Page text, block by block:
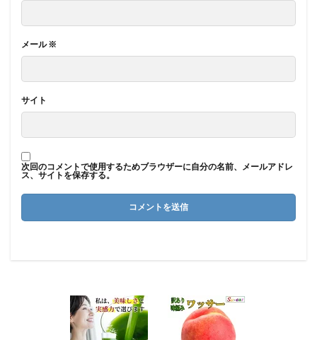
メール※
サイト
次回のコメントで使用するためブラウザーに自分の名前、メールアドレ
ス、サイトを保存する。